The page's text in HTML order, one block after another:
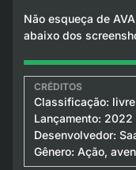
Não esqueça de
abaixo dos
Classificação: livre
Lançamento: 2022
Desenvolvedor:
Gênero: Ação,